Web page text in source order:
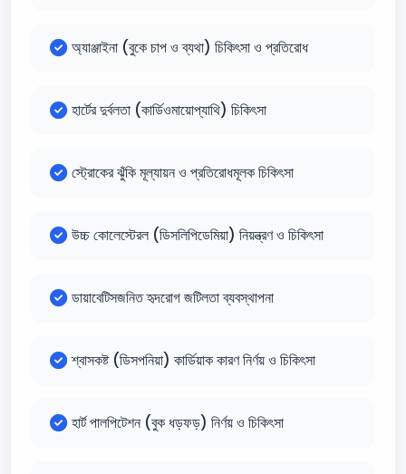
অ্যাঞ্জাইনা (বুকে চাপ ও ব্যথা) চিকিৎসা ও প্রতিরোধ
হার্টের দুর্বলতা (কার্ডিওমায়োপ্যাথি) চিকিৎসা
স্ট্রোকের ঝুঁকি মূল্যায়ন ও প্রতিরোধমূলক চিকিৎসা
উচ্চ কোলেস্টেরল (ডিসলিপিডেমিয়া) নিয়ন্ত্রণ ও চিকিৎসা
ডায়াবেটিসজনিত হৃদরোগ জটিলতা ব্যবস্থাপনা
শ্বাসকষ্ট (ডিসপনিয়া) কার্ডিয়াক কারণ নির্ণয় ও চিকিৎসা
হার্ট পালপিটেশন (বুক ধড়ফড়) নির্ণয় ও চিকিৎসা